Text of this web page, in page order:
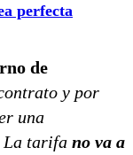
perfecta
de
y por
una
La tarifa no va a